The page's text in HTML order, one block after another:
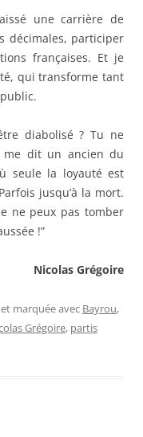
une carrière de
décimales, participer
françaises. Et je
qui transforme tant
diabolisé ? Tu ne
me dit un ancien du
seule la loyauté est
jusqu’à la mort.
ne peux pas tomber
!”
Nicolas Grégoire
et marquée avec Bayrou,
Grégoire, partis